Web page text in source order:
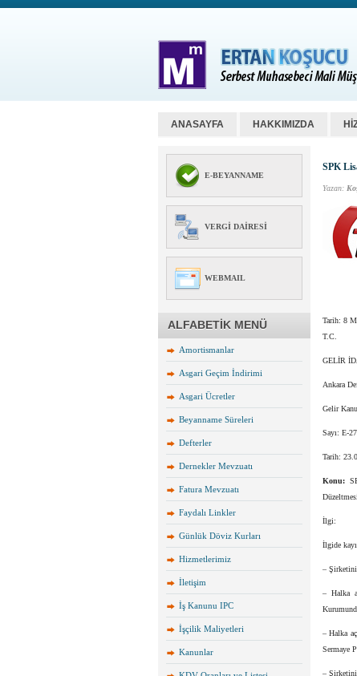
ANASAYFA HAKKIMIZDA
E-BEYANNAME
VERGI DAIRESI
WEBMAIL
ALFABETİK MENÜ
Amortismanlar
Asgari Geçim İndirimi
Asgari Ücretler
Beyanname Süreleri
Defterler
Dernekler Mevzuatı
Fatura Mevzuatı
Faydalı Linkler
Günlük Döviz Kurları
Hizmetlerimiz
İletişim
İş Kanunu IPC
İşçilik Maliyetleri
Kanunlar
SPK
Yazan:
Tarih: 8
T.C.
GELİR
Ankara
Gelir
Sayı: E-
Tarih:
Konu:
İlgi:
İlgide
–
– Halka
– Halka
Sermaye
–